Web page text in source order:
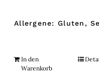
Allergene: Gluten,
In den
Warenkorb